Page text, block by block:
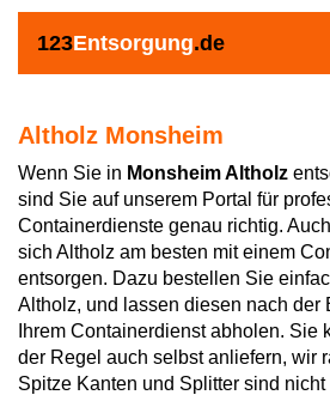
123Entsorgung.de
Altholz Monsheim
Wenn Sie in Monsheim Altholz
sind Sie auf unserem Portal für
Containerdienste genau richtig.
sich Altholz am besten mit einem
entsorgen. Dazu bestellen Sie
Altholz, und lassen diesen nach der
Ihrem Containerdienst abholen. Sie
der Regel auch selbst anliefern, wir
Spitze Kanten und Splitter sind